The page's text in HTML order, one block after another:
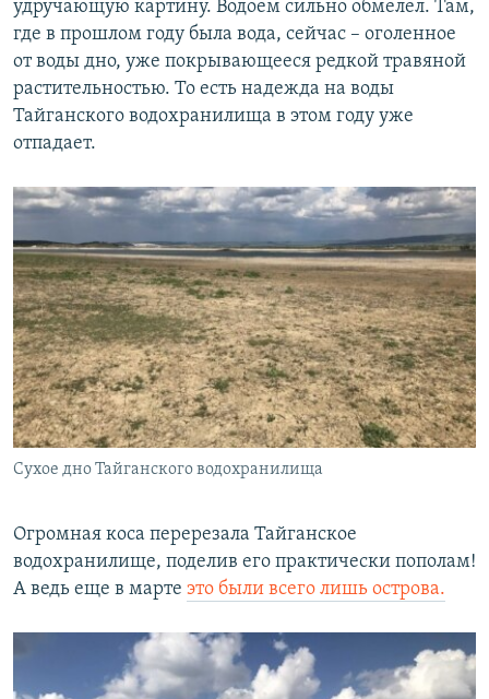
удручающую картину. Водоем сильно обмелел. Там,
где в прошлом году была вода, сейчас – оголенное
от воды дно, уже покрывающееся редкой травяной
растительностью. То есть надежда на воды
Тайганского водохранилища в этом году уже
отпадает.
Сухое дно Тайганского водохранилища
Огромная коса перерезала Тайганское
водохранилище, поделив его практически пополам!
А ведь еще в марте это были всего лишь острова.